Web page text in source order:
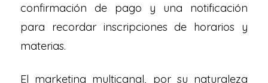
confirmación de pago y una notificación
para recordar inscripciones de horarios y
materias.
El marketing multicanal, por su naturaleza